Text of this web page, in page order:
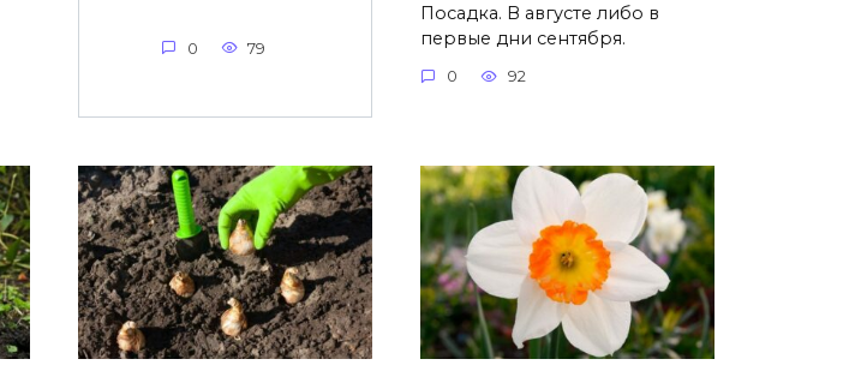
0 79
Посадка. В августе либо в
первые дни сентября.
0 92